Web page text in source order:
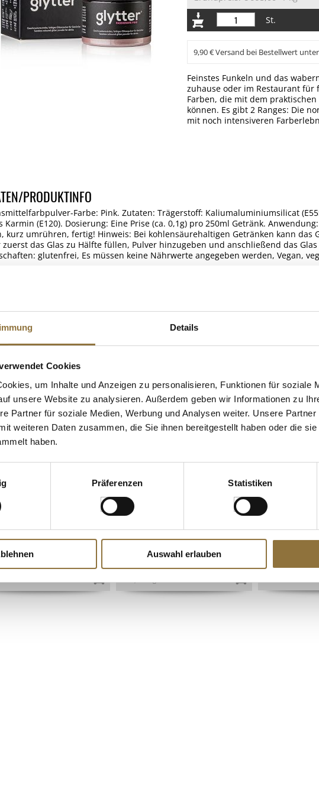
Details
Cookies
um Inhalte und Anzeigen zu personalisieren, Funktionen für soziale
unsere Website zu analysieren. Außerdem geben wir Informationen zu
Partner für soziale Medien, Werbung und Analysen weiter. Unsere
weiteren Daten zusammen, die Sie ihnen bereitgestellt haben oder die
haben.
Präferenzen Statistiken
Auswahl erlauben
St.
9,90 € Versand bei Bestellwert
Feinstes Funkeln und das
zuhause oder im Restaurant für
Farben, die mit dem
können. Es gibt 2 Ranges: Die
mit noch intensiveren
PRODUKTINFO
Farbe: Pink. Zutaten: Trägerstoff: Kaliumaluminiumsilicat
Karmin (E120). Dosierung: Eine Prise (ca. 0,1g) pro 250ml Getränk.
kurz umrühren, fertig! Hinweis: Bei kohlensäurehaltigen Getränken kann das
zuerst das Glas zu Hälfte füllen, Pulver hinzugeben und anschließend das
glutenfrei, Es müssen keine Nährwerte angegeben werden, Vegan,
Unternehmer: Hergestellt in Deutschland für: Vanicon Ventures
KAUFTEN AUCH
aus dem Rheingau,
Koegler, 750 ml
LEBENSMITTELKENNZEICHNUNGEN
Wiberg Salat-Würzmischung,
900 g
Art.Nr.:17468
€ 15,11
Süßkirschen
TK, 1 kg
€ 17,90